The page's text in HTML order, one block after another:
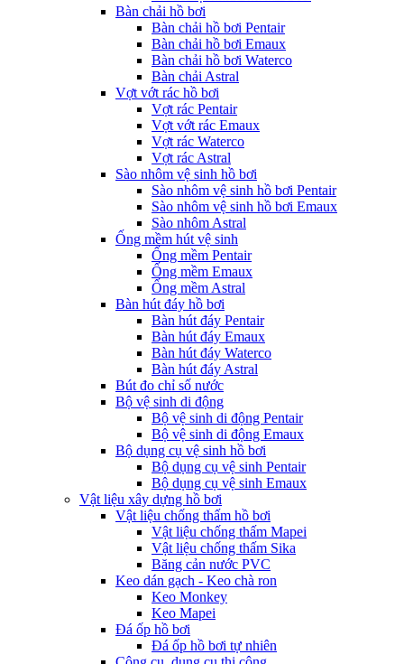
Bàn chải hồ bơi
Bàn chải hồ bơi Pentair
Bàn chải hồ bơi Emaux
Bàn chải hồ bơi Waterco
Bàn chải Astral
Vợt vớt rác hồ bơi
Vợt rác Pentair
Vợt vớt rác Emaux
Vợt rác Waterco
Vợt rác Astral
Sào nhôm vệ sinh hồ bơi
Sào nhôm vệ sinh hồ bơi Pentair
Sào nhôm vệ sinh hồ bơi Emaux
Sào nhôm Astral
Ống mềm hút vệ sinh
Ống mềm Pentair
Ống mềm Emaux
Ống mềm Astral
Bàn hút đáy hồ bơi
Bàn hút đáy Pentair
Bàn hút đáy Emaux
Bàn hút đáy Waterco
Bàn hút đáy Astral
Bút đo chỉ số nước
Bộ vệ sinh di động
Bộ vệ sinh di động Pentair
Bộ vệ sinh di động Emaux
Bộ dụng cụ vệ sinh hồ bơi
Bộ dụng cụ vệ sinh Pentair
Bộ dụng cụ vệ sinh Emaux
Vật liệu xây dựng hồ bơi
Vật liệu chống thấm hồ bơi
Vật liệu chống thấm Mapei
Vật liệu chống thấm Sika
Băng cản nước PVC
Keo dán gạch - Keo chà ron
Keo Monkey
Keo Mapei
Đá ốp hồ bơi
Đá ốp hồ bơi tự nhiên